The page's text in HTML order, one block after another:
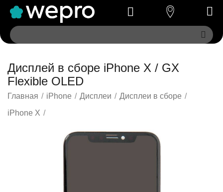
Дисплей в сборе iPhone X / GX
Flexible OLED
Главная / iPhone / Дисплеи / Дисплеи в сборе /
iPhone X /